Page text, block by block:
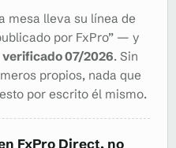
mesa lleva su línea de
por FxPro” — y
verificado 07/2026. Sin
propios, nada que
por escrito él mismo.
FxPro Direct, no